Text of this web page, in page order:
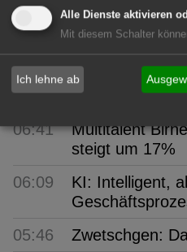
08:08
TFZ:
entwickelt
07:01
Humintech:
06:41
Multitalent
steigt um 17%
06:09
KI: Intelligent,
05:46
Zwetschgen:
Alle Dienste aktivieren
Mit diesem Schalter
Ich lehne ab